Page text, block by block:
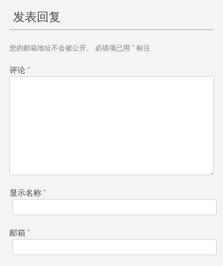
导
航
发表回复
您的邮箱地址不会被公开。 必填项已用 * 标注
评论 *
显示名称 *
邮箱 *